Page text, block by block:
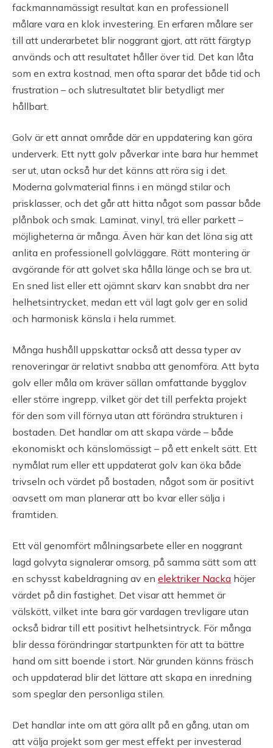
fackmannamässigt resultat kan en professionell
målare vara en klok investering. En erfaren målare ser
till att underarbetet blir noggrant gjort, att rätt färgtyp
används och att resultatet håller över tid. Det kan låta
som en extra kostnad, men ofta sparar det både tid och
frustration – och slutresultatet blir betydligt mer
hållbart.
Golv är ett annat område där en uppdatering kan göra
underverk. Ett nytt golv påverkar inte bara hur hemmet
ser ut, utan också hur det känns att röra sig i det.
Moderna golvmaterial finns i en mängd stilar och
prisklasser, och det går att hitta något som passar både
plånbok och smak. Laminat, vinyl, trä eller parkett –
möjligheterna är många. Även här kan det löna sig att
anlita en professionell golvläggare. Rätt montering är
avgörande för att golvet ska hålla länge och se bra ut.
En sned list eller ett ojämnt skarv kan snabbt dra ner
helhetsintrycket, medan ett väl lagt golv ger en solid
och harmonisk känsla i hela rummet.
Många hushåll uppskattar också att dessa typer av
renoveringar är relativt snabba att genomföra. Att byta
golv eller måla om kräver sällan omfattande bygglov
eller större ingrepp, vilket gör det till perfekta projekt
för den som vill förnya utan att förändra strukturen i
bostaden. Det handlar om att skapa värde – både
ekonomiskt och känslomässigt – på ett enkelt sätt. Ett
nymålat rum eller ett uppdaterat golv kan öka både
trivseln och värdet på bostaden, något som är positivt
oavsett om man planerar att bo kvar eller sälja i
framtiden.
Ett väl genomfört målningsarbete eller en noggrant
lagd golvyta signalerar omsorg, på samma sätt som att
en schysst kabeldragning av en elektriker Nacka höjer
värdet på din fastighet. Det visar att hemmet är
välskött, vilket inte bara gör vardagen trevligare utan
också bidrar till ett positivt helhetsintryck. För många
blir dessa förändringar startpunkten för att ta bättre
hand om sitt boende i stort. När grunden känns fräsch
och uppdaterad blir det lättare att skapa en inredning
som speglar den personliga stilen.
Det handlar inte om att göra allt på en gång, utan om
att välja projekt som ger mest effekt per investerad